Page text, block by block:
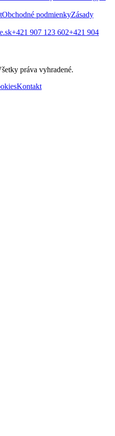
Obchodné podmienkyZásady
+421 907 123 602+421 904
práva vyhradené.
Kontakt